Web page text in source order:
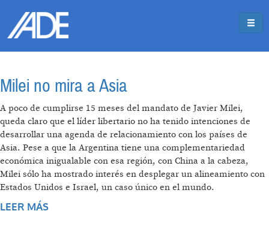
Milei no mira a Asia
A poco de cumplirse 15 meses del mandato de Javier Milei,
queda claro que el líder libertario no ha tenido intenciones de
desarrollar una agenda de relacionamiento con los países de
Asia. Pese a que la Argentina tiene una complementariedad
económica inigualable con esa región, con China a la cabeza,
Milei sólo ha mostrado interés en desplegar un alineamiento con
Estados Unidos e Israel, un caso único en el mundo.
LEER MÁS